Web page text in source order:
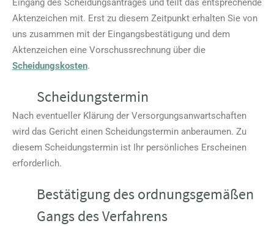
Aktenzeichen mit. Erst zu diesem Zeitpunkt erhalten Sie von
uns zusammen mit der Eingangsbestätigung und dem
Aktenzeichen eine Vorschussrechnung über die
Scheidungskosten.
Scheidungstermin
Nach eventueller Klärung der Versorgungsanwartschaften
wird das Gericht einen Scheidungstermin anberaumen. Zu
diesem Scheidungstermin ist Ihr persönliches Erscheinen
erforderlich.
Bestätigung des ordnungsgemäßen
Gangs des Verfahrens